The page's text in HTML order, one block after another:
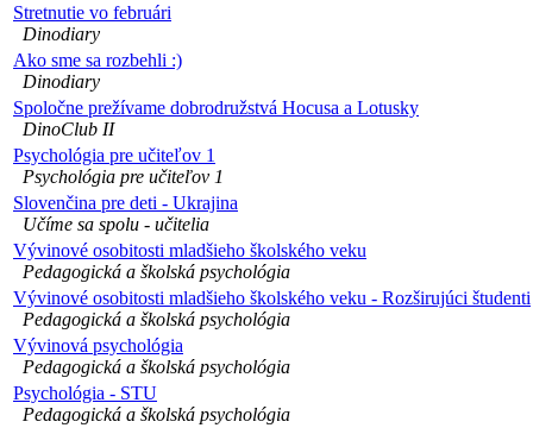
Stretnutie vo februári
Dinodiary
Ako sme sa rozbehli :)
Dinodiary
Spoločne prežívame dobrodružstvá Hocusa a Lotusky
DinoClub II
Psychológia pre učiteľov 1
Psychológia pre učiteľov 1
Slovenčina pre deti - Ukrajina
Učíme sa spolu - učitelia
Vývinové osobitosti mladšieho školského veku
Pedagogická a školská psychológia
Vývinové osobitosti mladšieho školského veku - Rozširujúci študenti
Pedagogická a školská psychológia
Vývinová psychológia
Pedagogická a školská psychológia
Psychológia - STU
Pedagogická a školská psychológia